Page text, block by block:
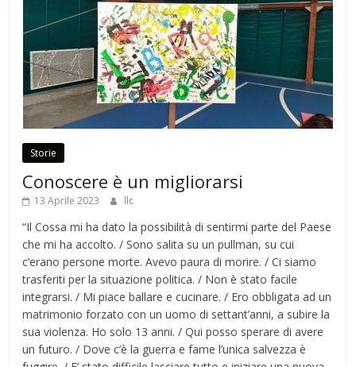
Storie
Conoscere è un migliorarsi
13 Aprile 2023 llc
“Il Cossa mi ha dato la possibilità di sentirmi parte del Paese
che mi ha accolto. / Sono salita su un pullman, su cui
c’erano persone morte. Avevo paura di morire. / Ci siamo
trasferiti per la situazione politica. / Non è stato facile
integrarsi. / Mi piace ballare e cucinare. / Ero obbligata ad un
matrimonio forzato con un uomo di settant’anni, a subire la
sua violenza. Ho solo 13 anni. / Qui posso sperare di avere
un futuro. / Dove c’è la guerra e fame l’unica salvezza è